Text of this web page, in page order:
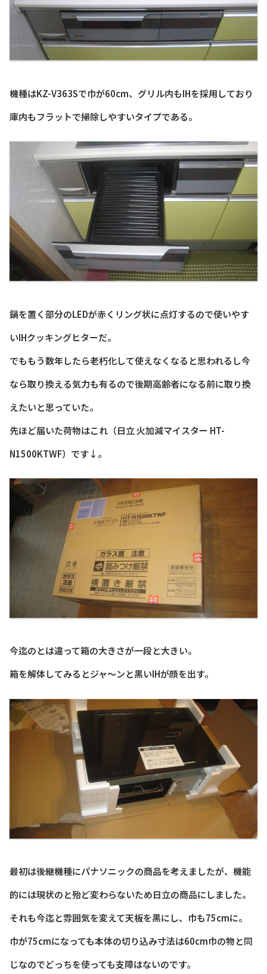
機種はKZ-V363Sで巾が60cm、グリル内もIHを採用しており
庫内もフラットで掃除しやすいタイプである。
鍋を置く部分のLEDが赤くリング状に点灯するので使いやす
いIHクッキングヒターだ。
でももう数年したら老朽化して使えなくなると思われるし今
なら取り換える気力も有るので後期高齢者になる前に取り換
えたいと思っていた。
先ほど届いた荷物はこれ（日立 火加減マイスター HT-
N1500KTWF）です↓。
今迄のとは違って箱の大きさが一段と大きい。
箱を解体してみるとジャ～ンと黒いIHが顔を出す。
最初は後継機種にパナソニックの商品を考えましたが、機能
的には現状のと殆ど変わらないため日立の商品にしました。
それも今迄と雰囲気を変えて天板を黒にし、巾も75cmに。
巾が75cmになっても本体の切り込み寸法は60cm巾の物と同
じなのでどっちを使っても支障はないのです。